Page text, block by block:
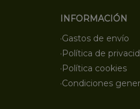
INFORMACIÓN
·Gastos de envío
·Política de
·Política cookies
·Condiciones